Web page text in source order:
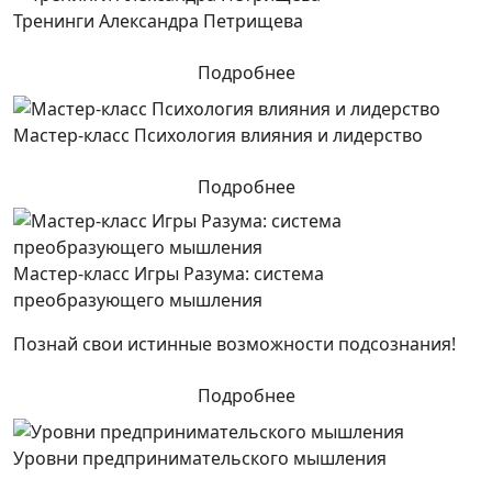
Тренинги Александра Петрищева
Подробнее
Мастер-класс Психология влияния и лидерство
Подробнее
Мастер-класс Игры Разума: система
преобразующего мышления
Познай свои истинные возможности подсознания!
Подробнее
Уровни предпринимательского мышления